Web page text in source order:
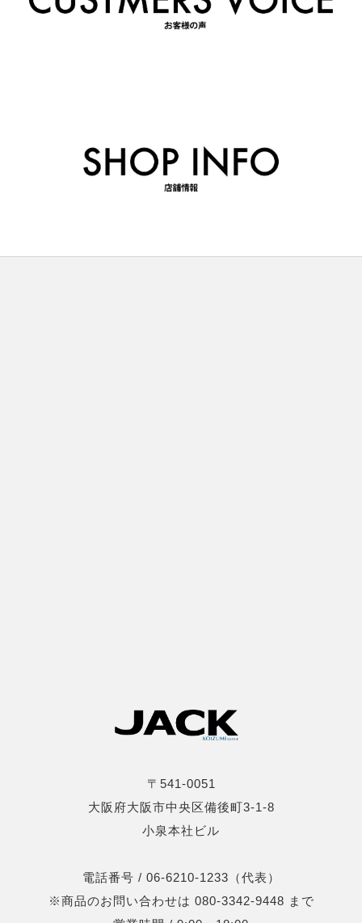
〒541-0051
大阪府大阪市中央区備後町3-1-8
小泉本社ビル
電話番号 / 06-6210-1233（代表）
※商品のお問い合わせは 080-3342-9448 まで